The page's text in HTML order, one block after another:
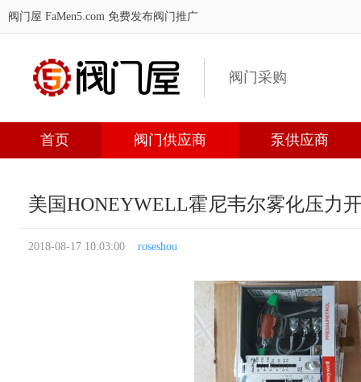
阀门屋 FaMen5.com 免费发布阀门推广
阀门采购
首页 阀门供应商 泵供应商
美国HONEYWELL霍尼韦尔雾化压力
2018-08-17 10:03:00 roseshou